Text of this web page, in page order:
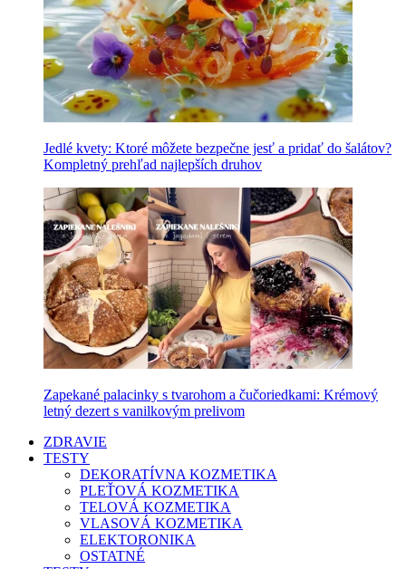
Jedlé kvety: Ktoré môžete bezpečne jesť a pridať do šalátov?
Kompletný prehľad najlepších druhov
Zapekané palacinky s tvarohom a čučoriedkami: Krémový
letný dezert s vanilkovým prelivom
ZDRAVIE
TESTY
DEKORATÍVNA KOZMETIKA
PLEŤOVÁ KOZMETIKA
TELOVÁ KOZMETIKA
VLASOVÁ KOZMETIKA
ELEKTORONIKA
OSTATNÉ